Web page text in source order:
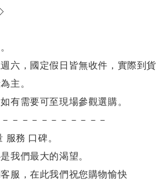
六，國定假日皆無收件，實際到貨
主。
有需要可至現場參觀選購。
－－－－－－－－－－
服務 口碑。
我們最大的渴望。
服，在此我們祝您購物愉快